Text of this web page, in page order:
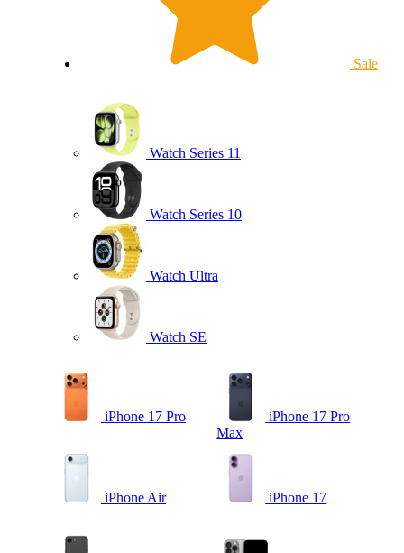
Sale
Watch Series 11
Watch Series 10
Watch Ultra
Watch SE
iPhone 17 Pro
iPhone 17 Pro
Max
iPhone Air iPhone 17